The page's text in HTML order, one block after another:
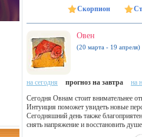
Скорпион
Овен
(20 марта - 19 апреля)
на сегодня прогноз на завтра
на
Сегодня Овнам стоит внимательнее
Интуиция поможет увидеть новые
Сегодняшний день также
снять напряжение и восстановить